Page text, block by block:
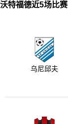
沃特福德近5场比赛
乌尼邱夫